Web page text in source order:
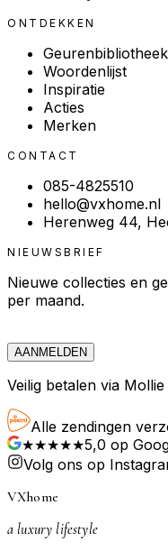
ONTDEKKEN
Woordenlijst
Inspiratie
Acties
Merken
CONTACT
085-4825510
hello@vxhome.nl
Herenweg 44,
NIEUWSBRIEF
Nieuwe collecties en
per maand.
AANMELDEN
Veilig betalen via Mollie
Alle zendingen
★★★★★5,0 op
Volg ons op
VXhome
a luxury lifestyle